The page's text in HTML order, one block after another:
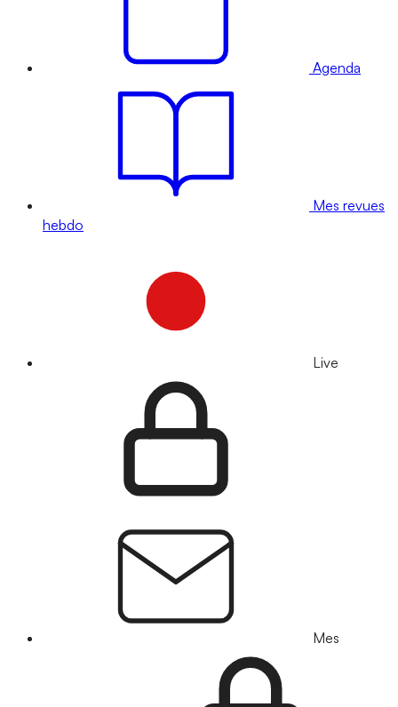
Agenda
Mes revues
hebdo
Live
Mes